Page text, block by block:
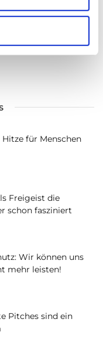
für Menschen
Freigeist die
schon fasziniert
Wir können uns
mehr leisten!
Pitches sind ein